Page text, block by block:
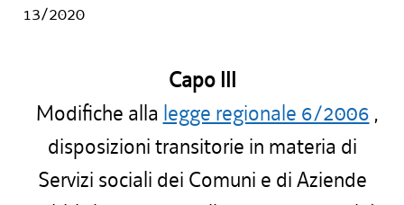
13/2020
Capo III
Modifiche alla legge regionale 6/2006 ,
disposizioni transitorie in materia di
Servizi sociali dei Comuni e di Aziende